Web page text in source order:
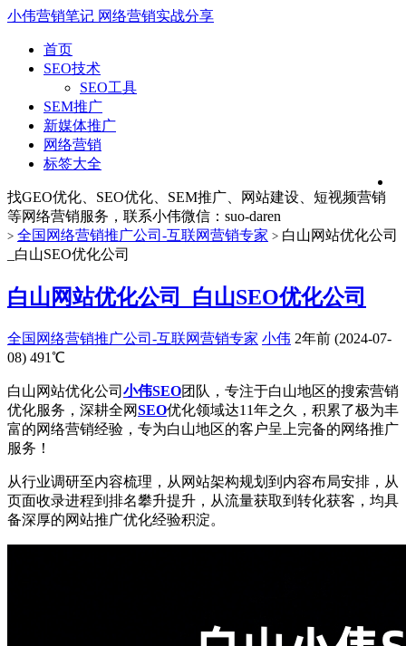
小伟营销笔记 网络营销实战分享
首页
SEO技术
SEO工具
SEM推广
新媒体推广
网络营销
标签大全
找GEO优化、SEO优化、SEM推广、网站建设、短视频营销
等网络营销服务，联系小伟微信：suo-daren
> 全国网络营销推广公司-互联网营销专家 > 白山网站优化公司
_白山SEO优化公司
白山网站优化公司_白山SEO优化公司
全国网络营销推广公司-互联网营销专家 小伟 2年前 (2024-07-
08) 491℃
白山网站优化公司 小伟SEO团队，专注于白山地区的搜索营销
优化服务，深耕全网SEO优化领域达11年之久，积累了极为丰
富的网络营销经验，专为白山地区的客户呈上完备的网络推广
服务！
从行业调研至内容梳理，从网站架构规划到内容布局安排，从
页面收录进程到排名攀升提升，从流量获取到转化获客，均具
备深厚的网站推广优化经验积淀。